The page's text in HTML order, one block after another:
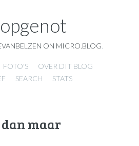
ON MICRO.BLOG
FOTO'S
OVER DIT BLOG
SEARCH STATS
dan maar